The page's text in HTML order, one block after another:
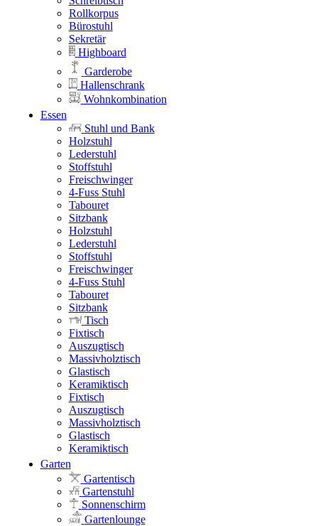
Rollkorpus
Bürostuhl
Sekretär
Highboard
Garderobe
Hallenschrank
Wohnkombination
Essen
Stuhl und Bank
Holzstuhl
Lederstuhl
Stoffstuhl
Freischwinger
4-Fuss Stuhl
Tabouret
Sitzbank
Holzstuhl
Lederstuhl
Stoffstuhl
Freischwinger
4-Fuss Stuhl
Tabouret
Sitzbank
Tisch
Fixtisch
Auszugtisch
Massivholztisch
Glastisch
Keramiktisch
Fixtisch
Auszugtisch
Massivholztisch
Glastisch
Keramiktisch
Garten
Gartentisch
Gartenstuhl
Sonnenschirm
Gartenlounge